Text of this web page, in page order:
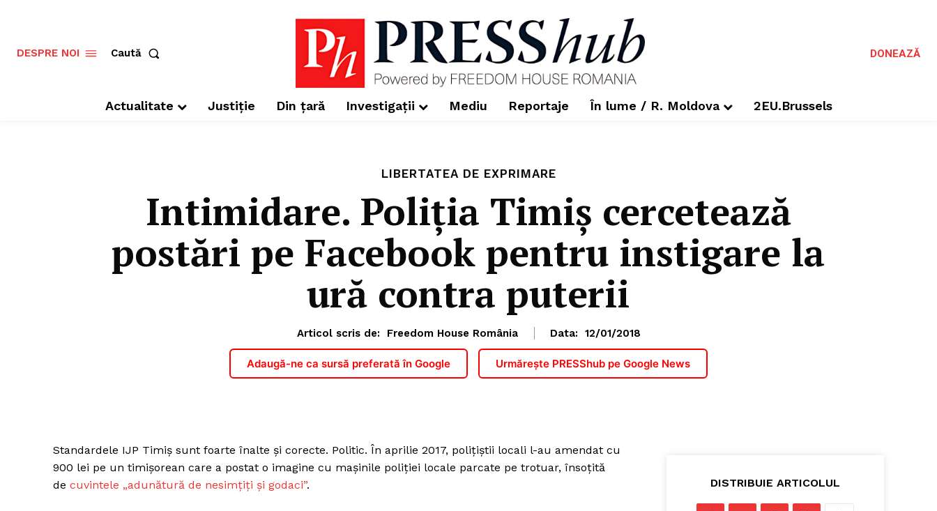
DESPRE NOI Caută DONEAZĂ
Actualitate Justiție Din țară Investigații Mediu Reportaje În lume / R. Moldova 2EU.Brussels
LIBERTATEA DE EXPRIMARE
Intimidare. Poliția Timiș cercetează
postări pe Facebook pentru instigare la
ură contra puterii
Articol scris de: Freedom House România Data: 12/01/2018
Adaugă-ne ca sursă preferată în Google Urmărește PRESShub pe Google News
Standardele IJP Timiș sunt foarte înalte și corecte. Politic. În aprilie 2017, polițiștii locali l-au amendat cu
900 lei pe un timișorean care a postat o imagine cu mașinile poliției locale parcate pe trotuar, însoțită
de cuvintele „adunătură de nesimțiți și godaci”. DISTRIBUIE ARTICOLUL